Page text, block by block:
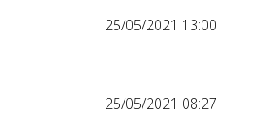
25/05/2021 13:00
25/05/2021 08:27